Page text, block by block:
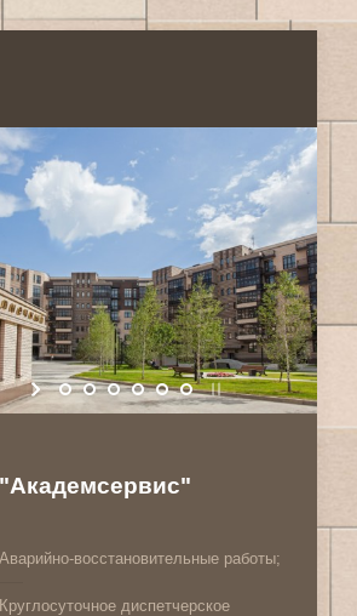
Аварийно-восстановительные работы;
Круглосуточное диспетчерское